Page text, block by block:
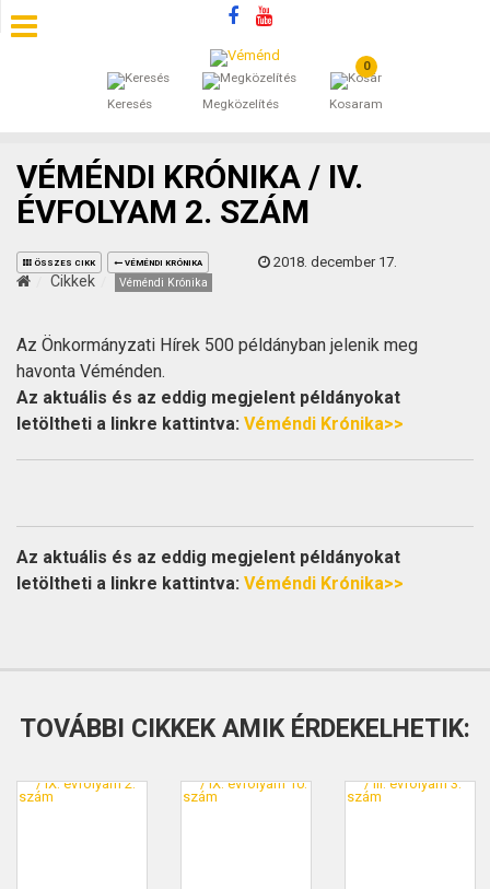
Keresés Megközelítés
0
Kosaram
SZÁLLÁSOK
ÁLTALÁNOS SZERZŐDÉSI FELTÉTELEK
KINCSES BARANYA VÉMÉND
VÉMÉNDI KRÓNIKA / IV.
ÉVFOLYAM 2. SZÁM
ÖSSZES CIKK VÉMÉNDI KRÓNIKA 2018. december 17.
Cikkek Véméndi Krónika
Az Önkormányzati Hírek 500 példányban jelenik meg
havonta Véménden.
Az aktuális és az eddig megjelent példányokat
letöltheti a linkre kattintva: Véméndi Krónika>>
Az aktuális és az eddig megjelent példányokat
letöltheti a linkre kattintva: Véméndi Krónika>>
TOVÁBBI CIKKEK AMIK ÉRDEKELHETIK: